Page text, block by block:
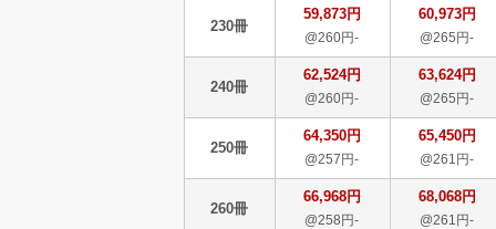
230冊
59,873円
@260円-
60,973円
@265円-
240冊
62,524円
@260円-
63,624円
@265円-
250冊
64,350円
@257円-
65,450円
@261円-
260冊
66,968円
@258円-
68,068円
@261円-